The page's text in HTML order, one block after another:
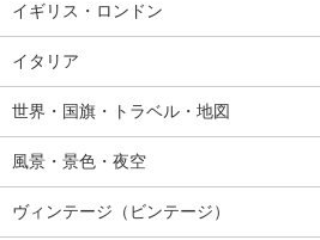
イギリス・ロンドン
イタリア
世界・国旗・トラベル・地図
風景・景色・夜空
ヴィンテージ（ビンテージ）